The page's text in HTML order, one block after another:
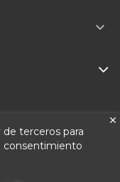
terceros para
consentimiento
